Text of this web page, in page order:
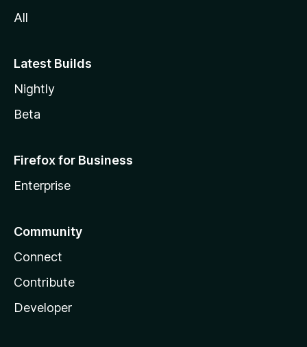
All
Latest Builds
Nightly
Beta
Firefox for Business
Enterprise
Community
Connect
Contribute
Developer